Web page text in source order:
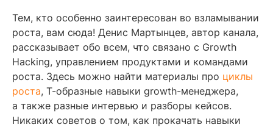
Тем, кто особенно заинтересован во взламывании
роста, вам сюда! Денис Мартынцев, автор канала,
рассказывает обо всем, что связано с Growth
Hacking, управлением продуктами и командами
роста. Здесь можно найти материалы про циклы
роста, Т-образные навыки growth-менеджера,
а также разные интервью и разборы кейсов.
Никаких советов о том, как прокачать навыки